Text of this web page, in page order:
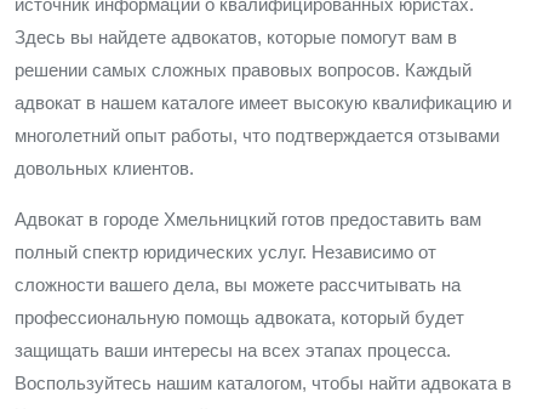
источник информации о квалифицированных юристах.
Здесь вы найдете адвокатов, которые помогут вам в
решении самых сложных правовых вопросов. Каждый
адвокат в нашем каталоге имеет высокую квалификацию и
многолетний опыт работы, что подтверждается отзывами
довольных клиентов.
Адвокат в городе Хмельницкий готов предоставить вам
полный спектр юридических услуг. Независимо от
сложности вашего дела, вы можете рассчитывать на
профессиональную помощь адвоката, который будет
защищать ваши интересы на всех этапах процесса.
Воспользуйтесь нашим каталогом, чтобы найти адвоката в